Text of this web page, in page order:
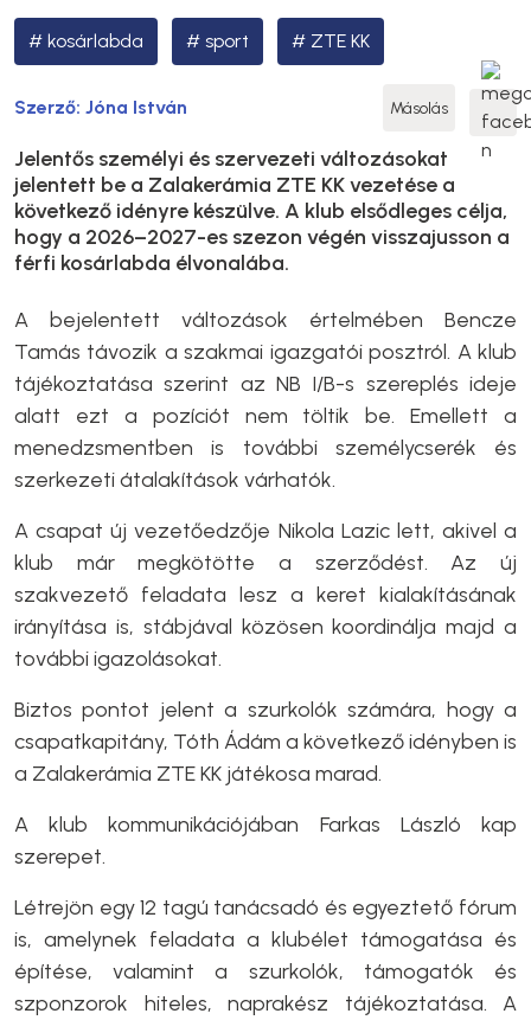
kosárlabda sport ZTE KK
Szerző: Jóna István Másolás
Jelentős személyi és szervezeti változásokat
jelentett be a Zalakerámia ZTE KK vezetése a
következő idényre készülve. A klub elsődleges célja,
hogy a 2026–2027-es szezon végén visszajusson a
férfi kosárlabda élvonalába.
A bejelentett változások értelmében Bencze
Tamás távozik a szakmai igazgatói posztról. A klub
tájékoztatása szerint az NB I/B-s szereplés ideje
alatt ezt a pozíciót nem töltik be. Emellett a
menedzsmentben is további személycserék és
szerkezeti átalakítások várhatók.
A csapat új vezetőedzője Nikola Lazic lett, akivel a
klub már megkötötte a szerződést. Az új
szakvezető feladata lesz a keret kialakításának
irányítása is, stábjával közösen koordinálja majd a
további igazolásokat.
Biztos pontot jelent a szurkolók számára, hogy a
csapatkapitány, Tóth Ádám a következő idényben is
a Zalakerámia ZTE KK játékosa marad.
A klub kommunikációjában Farkas László kap
szerepet.
Létrejön egy 12 tagú tanácsadó és egyeztető fórum
is, amelynek feladata a klubélet támogatása és
építése, valamint a szurkolók, támogatók és
szponzorok hiteles, naprakész tájékoztatása. A